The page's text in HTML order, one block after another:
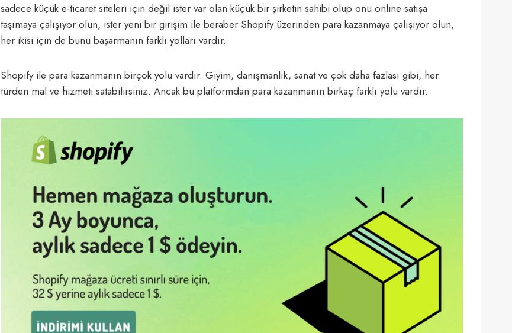
sadece küçük e-ticaret siteleri için değil ister var olan küçük bir şirketin sahibi olup onu online satışa
taşımaya çalışıyor olun, ister yeni bir girişim ile beraber Shopify üzerinden para kazanmaya çalışıyor olun,
her ikisi için de bunu başarmanın farklı yolları vardır.
Shopify ile para kazanmanın birçok yolu vardır. Giyim, danışmanlık, sanat ve çok daha fazlası gibi, her
türden mal ve hizmeti satabilirsiniz. Ancak bu platformdan para kazanmanın birkaç farklı yolu vardır.